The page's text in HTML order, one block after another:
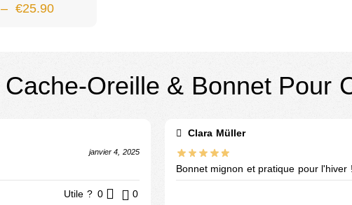
– €25.90
Cache-Oreille & Bonnet Pour
janvier 4, 2025
Utile ? 0 0
Clara Müller
Bonnet mignon et pratique pour l'hiver !